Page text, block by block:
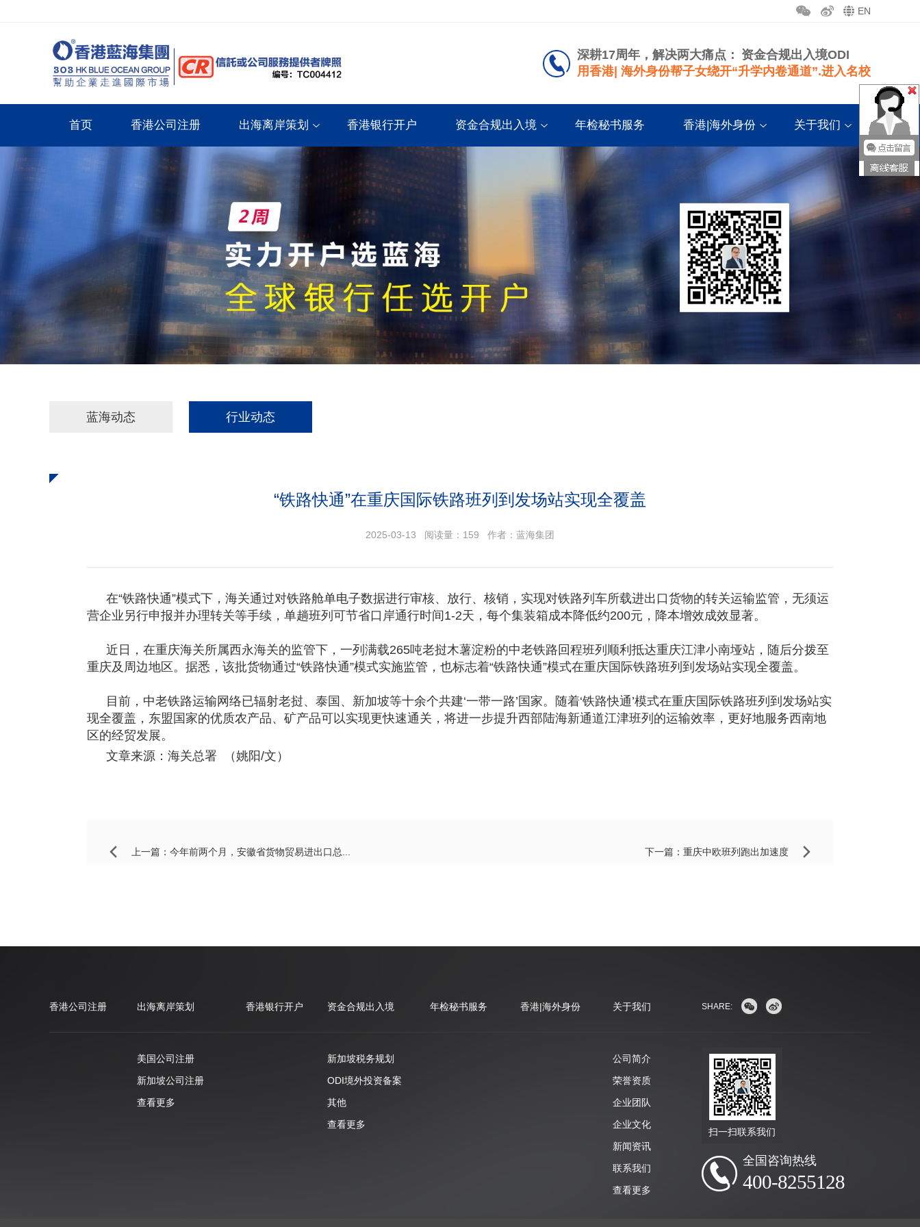
EN
深耕17周年，解决两大痛点： 资金合规出入境ODI
用香港| 海外身份帮子女绕开“升学内卷通道”.进入名校
首页 香港公司注册 出海离岸策划 香港银行开户 资金合规出入境 年检秘书服务 香港|海外身份 关于我们
蓝海动态 行业动态
“铁路快通”在重庆国际铁路班列到发场站实现全覆盖
2025-03-13 阅读量： 159 作者：蓝海集团
在“铁路快通”模式下，海关通过对铁路舱单电子数据进行审核、放行、核销，实现对铁路列车所载进出口货物的转关运输监管，无须运
营企业另行申报并办理转关等手续，单趟班列可节省口岸通行时间1-2天，每个集装箱成本降低约200元，降本增效成效显著。
近日，在重庆海关所属西永海关的监管下，一列满载265吨老挝木薯淀粉的中老铁路回程班列顺利抵达重庆江津小南垭站，随后分拨至
重庆及周边地区。据悉，该批货物通过“铁路快通”模式实施监管，也标志着“铁路快通”模式在重庆国际铁路班列到发场站实现全覆盖。
目前，中老铁路运输网络已辐射老挝、泰国、新加坡等十余个共建‘一带一路’国家。随着‘铁路快通’模式在重庆国际铁路班列到发场站实
现全覆盖，东盟国家的优质农产品、矿产品可以实现更快速通关，将进一步提升西部陆海新通道江津班列的运输效率，更好地服务西南地
区的经贸发展。
文章来源：海关总署 （姚阳/文）
上一篇： 今年前两个月，安徽省货物贸易进出口总... 下一篇：重庆中欧班列跑出加速度
香港公司注册 出海离岸策划
美国公司注册
新加坡公司注册
查看更多
香港银行开户 资金合规出入境
新加坡税务规划
ODI境外投资备案
其他
查看更多
年检秘书服务 香港|海外身份 关于我们
公司简介
荣誉资质
企业团队
企业文化
新闻资讯
联系我们
查看更多
SHARE:
扫一扫联系我们
全国咨询热线
400-8255128